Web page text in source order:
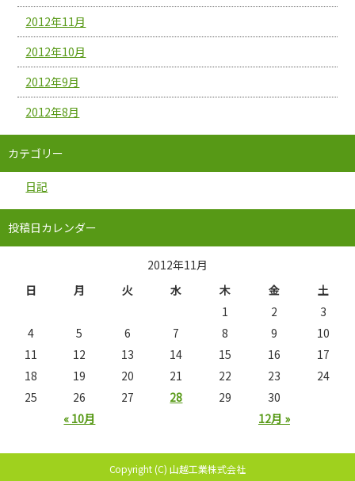
2012年11月
2012年10月
2012年9月
2012年8月
カテゴリー
日記
投稿日カレンダー
2012年11月
日
月 火 水 木 金 土
« 10月 12月 »
1 2
3
4
5 6 7 8 9
10
11
12 13 14 15 16
17
18
19 20 21 22 23
24
25
26 27 28 29 30
Copyright (C) 山越工業株式会社